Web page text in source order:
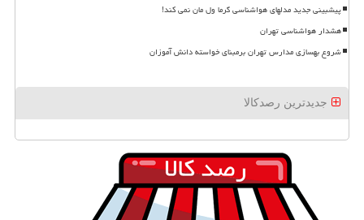
پیشبینی جدید مدلهای هواشناسی گرما ول مان نمی کند!
هشدار هواشناسی تهران
شروع بهسازی مدارس تهران برمبنای خواسته دانش آموزان
جدیدترین رصدکالا